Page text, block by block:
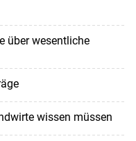
über wesentliche
wissen müssen